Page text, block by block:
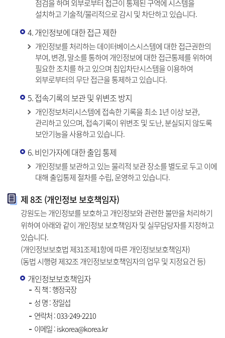
점검을 하며 외부로부터 접근이 통제된 구역에 시스템을
설치하고 기술적/물리적으로 감시 및 차단하고 있습니다.
4. 개인정보에 대한 접근 제한
개인정보를 처리하는 데이터베이스시스템에 대한 접근권한의
부여, 변경, 말소를 통하여 개인정보에 대한 접근통제를 위하여
필요한 조치를 하고 있으며 침입차단시스템을 이용하여
외부로부터의 무단 접근을 통제하고 있습니다.
5. 접속기록의 보관 및 위변조 방지
개인정보처리시스템에 접속한 기록을 최소 1년 이상 보관,
관리하고 있으며, 접속기록이 위변조 및 도난, 분실되지 않도록
보안기능을 사용하고 있습니다.
6. 비인가자에 대한 출입 통제
개인정보를 보관하고 있는 물리적 보관 장소를 별도로 두고 이에
대해 출입통제 절차를 수립, 운영하고 있습니다.
제 8조 (개인정보 보호책임자)
강원도는 개인정보를 보호하고 개인정보와 관련한 불만을 처리하기
위하여 아래와 같이 개인정보 보호책임자 및 실무담당자를 지정하고
있습니다.
(개인정보보호법 제31조제1항에 따른 개인정보보호책임자)
(동법 시행령 제32조 개인정보보호책임자의 업무 및 지정요건 등)
개인정보보호책임자
직 책 : 행정국장
성 명 : 정일섭
연락처 : 033-249-2210
이메일 : iskorea@korea.kr